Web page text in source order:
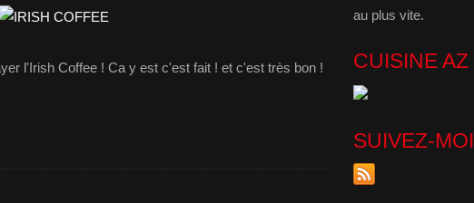
l'Irish Coffee ! Ca y est c'est fait ! et c'est très bon !
au plus vite.
CUISINE AZ
SUIVEZ-MOI